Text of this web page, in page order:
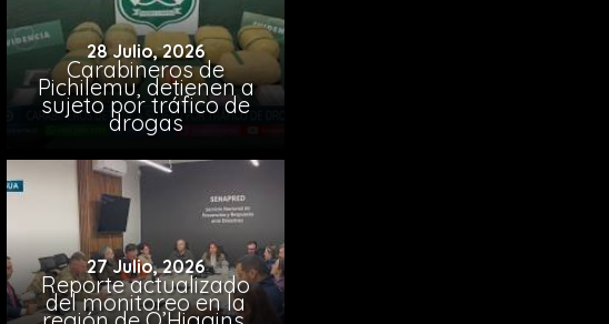
28 Julio, 2026
Carabineros de
Pichilemu, detienen a
sujeto por tráfico de
drogas
27 Julio, 2026
Reporte actualizado
del monitoreo en la